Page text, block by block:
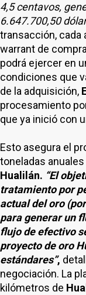
4,5 centavos,
6.647.700,50
transacción, cada
warrant de
podrá ejercer en
condiciones que
de la adquisición,
procesamiento
que ya inició con
Esto asegura el
toneladas
Hualilán. “El
tratamiento por
actual del oro
para generar un
flujo de efectivo
proyecto de oro
estándares”,
negociación. La
kilómetros de